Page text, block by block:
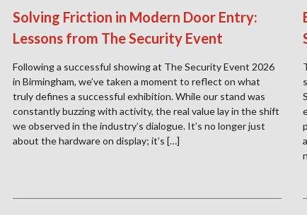
Solving Friction in Modern Door Entry:
Lessons from The Security Event
Following a successful showing at The Security Event 2026
in Birmingham, we’ve taken a moment to reflect on what
truly defines a successful exhibition. While our stand was
constantly buzzing with activity, the real value lay in the shift
we observed in the industry’s dialogue. It’s no longer just
about the hardware on display; it’s […]